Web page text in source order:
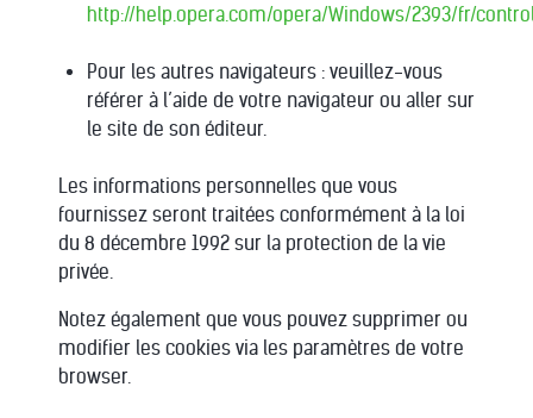
http://help.opera.com/opera/Windows/2393/fr/
Pour les autres navigateurs : veuillez-vous
référer à l’aide de votre navigateur ou aller sur
le site de son éditeur.
Les informations personnelles que vous
fournissez seront traitées conformément à la loi
du 8 décembre 1992 sur la protection de la vie
privée.
Notez également que vous pouvez supprimer ou
modifier les cookies via les paramètres de votre
browser.